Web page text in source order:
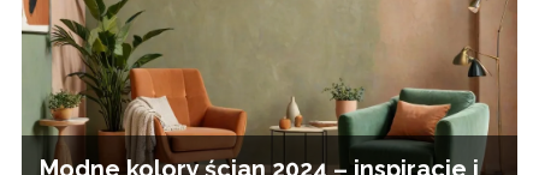
Modne kolory ścian 2024 – inspiracje i